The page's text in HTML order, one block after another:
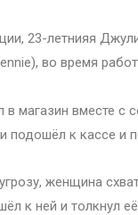
23-летнияя
во время
магазин вместе с
подошёл к кассе и
женщина
к ней и толкнул